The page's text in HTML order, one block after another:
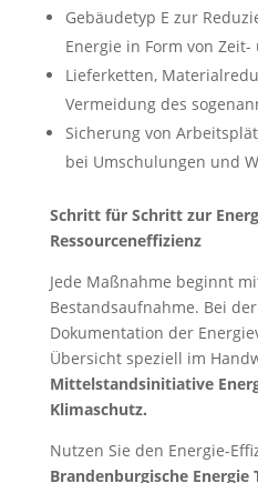
Gebäudetyp E zur
Energie in Form von
Lieferketten,
Vermeidung des
Sicherung von
bei Umschulungen und
Schritt für Schritt zur
Ressourceneffizienz
Jede Maßnahme beginnt
Bestandsaufnahme. Bei
Dokumentation der
Übersicht speziell im
Mittelstandsinitiative
Klimaschutz.
Nutzen Sie den Energie-
Brandenburgische